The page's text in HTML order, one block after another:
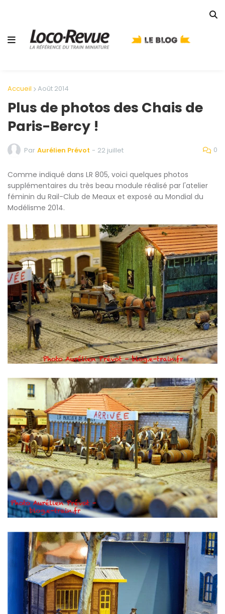
Accueil Août 2014
Plus de photos des Chais de
Paris-Bercy !
Par Aurélien Prévot - 22 juillet 0
Comme indiqué dans LR 805, voici quelques photos
supplémentaires du très beau module réalisé par l'atelier
féminin du Rail-Club de Meaux et exposé au Mondial du
Modélisme 2014.